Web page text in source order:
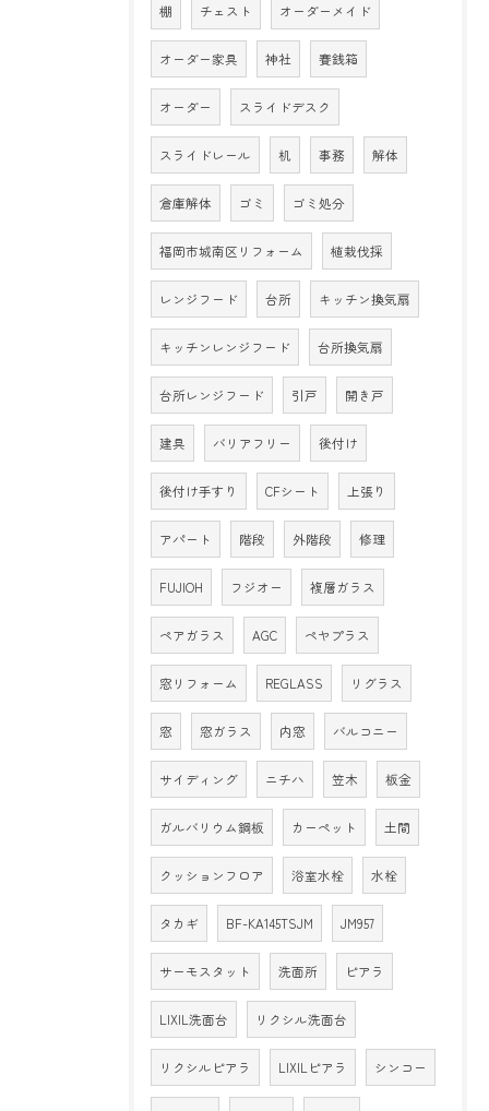
棚 チェスト オーダーメイド
オーダー家具 神社 賽銭箱
オーダー スライドデスク
スライドレール 机 事務 解体
倉庫解体 ゴミ ゴミ処分
福岡市城南区リフォーム 植栽伐採
レンジフード 台所 キッチン換気扇
キッチンレンジフード 台所換気扇
台所レンジフード 引戸 開き戸
建具 バリアフリー 後付け
後付け手すり CFシート 上張り
アパート 階段 外階段 修理
FUJIOH フジオー 複層ガラス
ペアガラス AGC ペヤプラス
窓リフォーム REGLASS リグラス
窓 窓ガラス 内窓 バルコニー
サイディング ニチハ 笠木 板金
ガルバリウム鋼板 カーペット 土間
クッションフロア 浴室水栓 水栓
タカギ BF-KA145TSJM JM957
サーモスタット 洗面所 ピアラ
LIXIL洗面台 リクシル洗面台
リクシルピアラ LIXILピアラ シンコー